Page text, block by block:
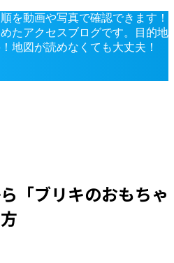
を動画や写真で確認できます！
たアクセスブログです。目的地
地図が読めなくても大丈夫！
「ブリキのおもちゃ